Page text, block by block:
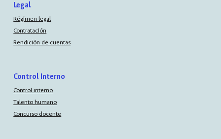
Legal
Régimen legal
Contratación
Rendición de cuentas
Control Interno
Control interno
Talento humano
Concurso docente